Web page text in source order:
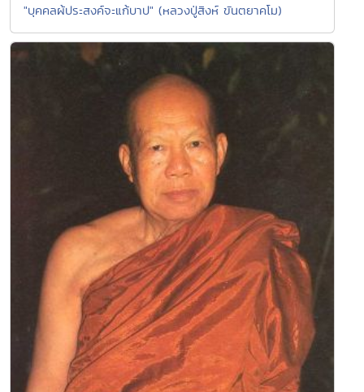
"บุคคลผ้ประสงค์จะแก้บาป" (หลวงปู่สิงห์ ขันตยาคโม)